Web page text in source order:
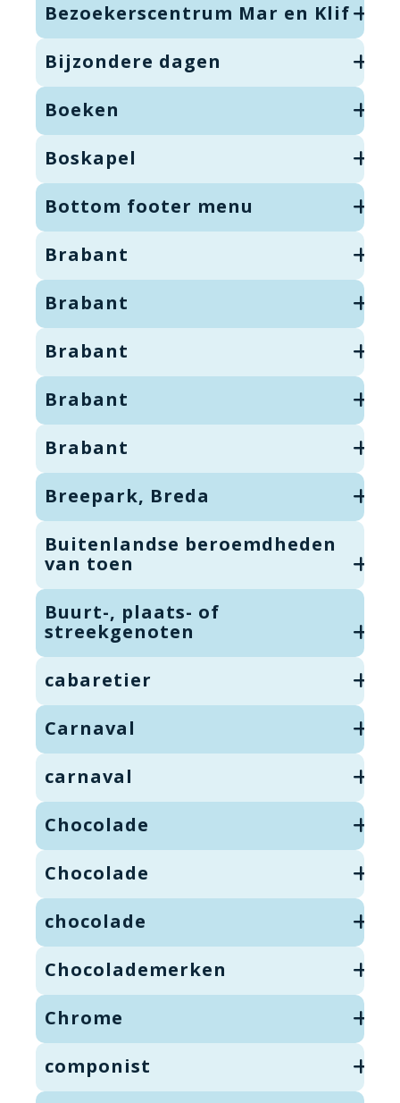
Bezoekerscentrum Mar en Klif
Bijzondere dagen
Boeken
Boskapel
Bottom footer menu
Brabant
Brabant
Brabant
Brabant
Brabant
Breepark, Breda
Buitenlandse beroemdheden
van toen
Buurt-, plaats- of
streekgenoten
cabaretier
Carnaval
carnaval
Chocolade
Chocolade
chocolade
Chocolademerken
Chrome
componist